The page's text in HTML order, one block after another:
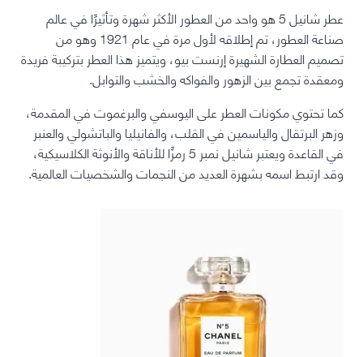
عطر شانيل 5 هو واحد من العطور الأكثر شهرة وتأثيرًا في عالم
صناعة العطور، تم إطلاقه لأول مرة في عام 1921 وهو من
تصميم العطارة الشهيرة إرنست بيو، ويتميز هذا العطر بتركيبة فريدة
ومعقدة تجمع بين الزهور والفواكه والخشب والتوابل.
كما تحتوي مكونات العطر على اليوسفي والبرغموت في المقدمة،
وزهر البرتقال والياسمين في القلب، والفانيليا والباتشولي والعنبر
في القاعدة ويعتبر شانيل نمبر 5 رمزًا للأناقة والأنوثة الكلاسيكية،
وقد ارتبط اسمه بشهرة العديد من النجمات والشخصيات العالمية.